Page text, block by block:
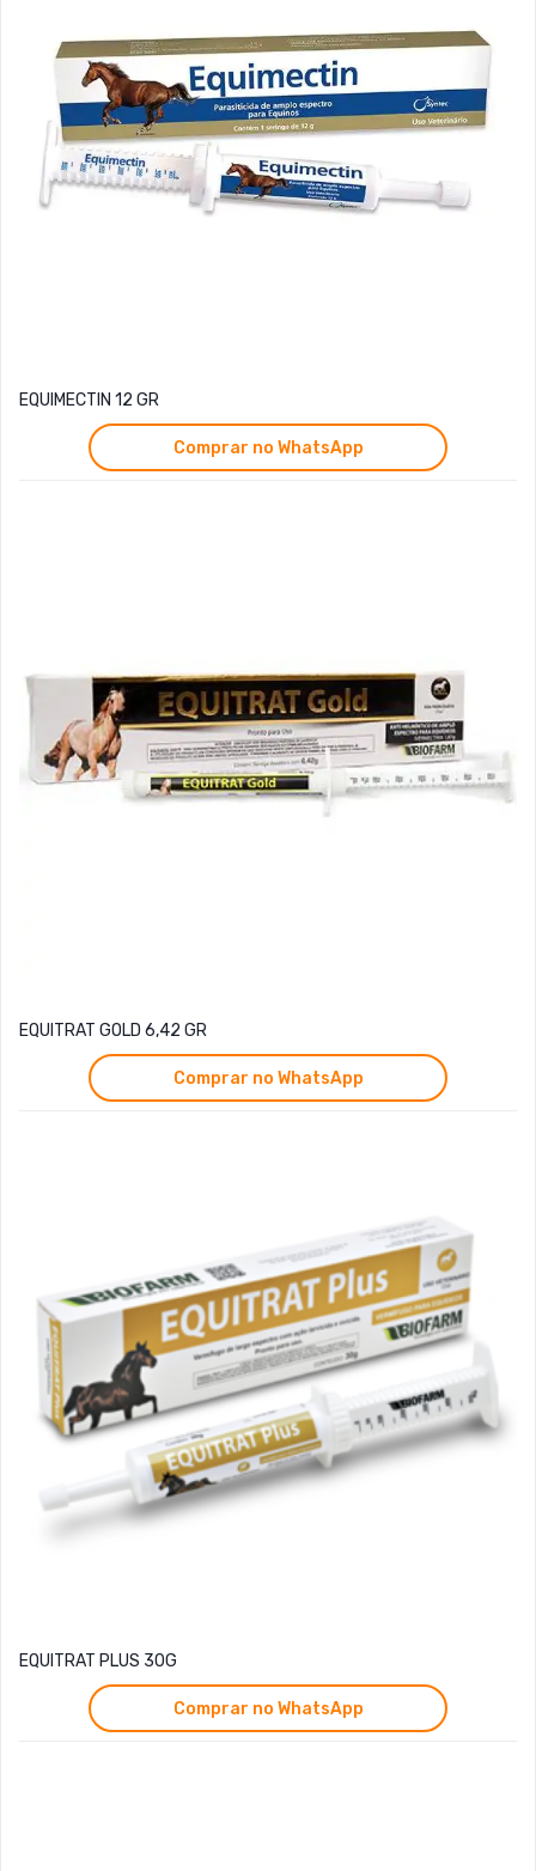
EQUIMECTIN 12 GR
Comprar no WhatsApp
EQUITRAT GOLD 6,42 GR
Comprar no WhatsApp
EQUITRAT PLUS 30G
Comprar no WhatsApp